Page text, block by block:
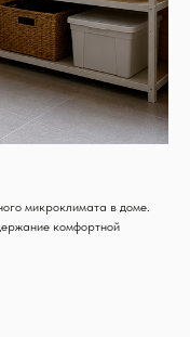
микроклимата в доме.
комфортной